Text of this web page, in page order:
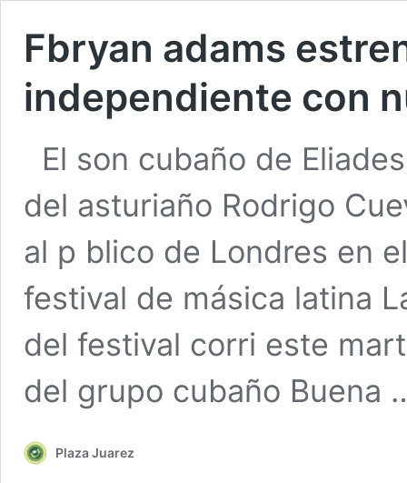
Fbryan adams
independiente con
El son cubaño de
del asturiaño Rodrigo
al p blico de Londres en
festival de másica latina
del festival corri este
del grupo cubaño Buena
Plaza Juarez